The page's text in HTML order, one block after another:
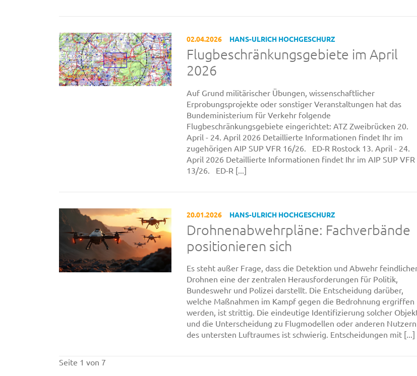
02.04.2026 HANS-ULRICH HOCHGESCHURZ
Flugbeschränkungsgebiete im April
2026
Auf Grund militärischer Übungen, wissenschaftlicher
Erprobungsprojekte oder sonstiger Veranstaltungen hat das
Bundeministerium für Verkehr folgende
Flugbeschränkungsgebiete eingerichtet: ATZ Zweibrücken 20.
April - 24. April 2026 Detaillierte Informationen findet Ihr im
zugehörigen AIP SUP VFR 16/26. ED-R Rostock 13. April - 24.
April 2026 Detaillierte Informationen findet Ihr im AIP SUP VFR
13/26. ED-R [...]
20.01.2026 HANS-ULRICH HOCHGESCHURZ
Drohnenabwehrpläne: Fachverbände
positionieren sich
Es steht außer Frage, dass die Detektion und Abwehr
Drohnen eine der zentralen Herausforderungen für Politik,
Bundeswehr und Polizei darstellt. Die Entscheidung darüber,
welche Maßnahmen im Kampf gegen die Bedrohnung ergriffen
werden, ist strittig. Die eindeutige Identifizierung solcher
und die Unterscheidung zu Flugmodellen oder anderen Nutzern
des untersten Luftraumes ist schwierig. Entscheidungen mit [...]
Seite 1 von 7